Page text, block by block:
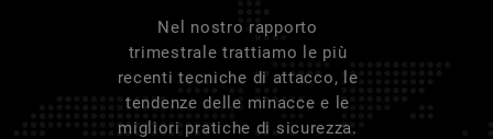
Nel nostro rapporto
trimestrale trattiamo le più
recenti tecniche di attacco, le
tendenze delle minacce e le
migliori pratiche di sicurezza.